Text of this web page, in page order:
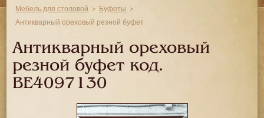
Мебель для столовой
Буфеты
Антикварный ореховый резной буфет
Антикварный ореховый
резной буфет код.
BE4097130